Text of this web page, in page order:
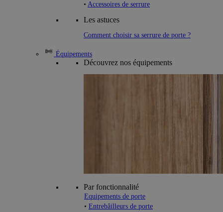
• Accessoires de serrure
Les astuces
Comment choisir sa serrure de porte ?
Équipements
Découvrez nos équipements
Par fonctionnalité
Equipements de porte
• Entrebâilleurs de porte